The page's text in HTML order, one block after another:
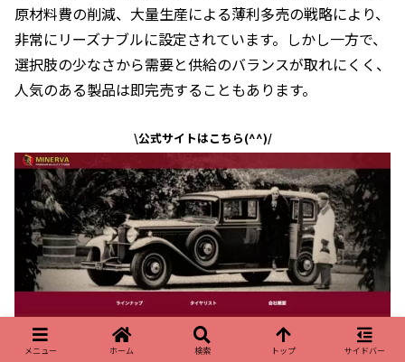
原材料費の削減、大量生産による薄利多売の戦略により、
非常にリーズナブルに設定されています。しかし一方で、
選択肢の少なさから需要と供給のバランスが取れにくく、
人気のある製品は即完売することもあります。
\公式サイトはこちら(^^)/
メニュー ホーム 検索 トップ サイドバー